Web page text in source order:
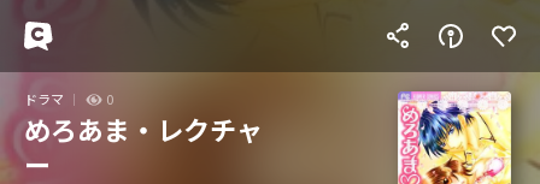
ドラマ 0
めろあま・レクチャ
ー